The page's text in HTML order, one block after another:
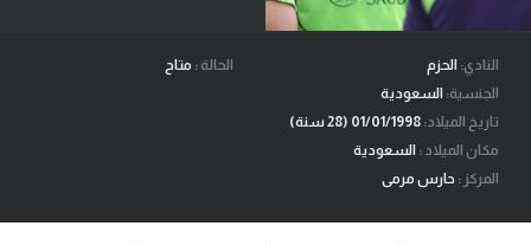
ميركاتو
فانتازي في الجول
مسابقة التوقعات
فيديوهات
النادي: الحزم
الجنسية: السعودية
تاريخ الميلاد:
مكان الميلاد : السعودية
المركز : حارس مرمى
الحالة : متاح